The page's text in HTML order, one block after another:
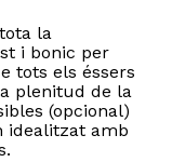
la
i bonic per
tots els éssers
plenitud de la
(opcional)
idealitzat amb